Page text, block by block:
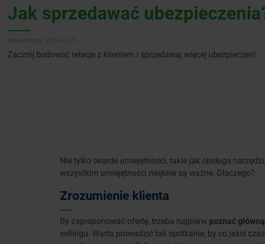
Jak sprzedawać
Zacznij budować relacje z klientem i sprzedawaj więcej ubezpieczeń!
Nie tylko twarde umiejętności, takie jak obsługa
wszystkim umiejętności miękkie są ważne. Dlaczego?
Zrozumienie klienta
By zaproponować ofertę, trzeba najpierw poznać
sellingu. Warto prowadzić tak spotkanie, by co jakiś